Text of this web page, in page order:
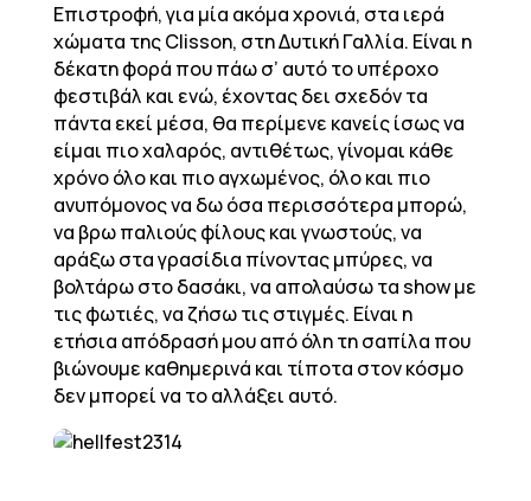
Επιστροφή, για μία ακόμα χρονιά, στα ιερά
χώματα της Clisson, στη Δυτική Γαλλία. Είναι η
δέκατη φορά που πάω σ’ αυτό το υπέροχο
φεστιβάλ και ενώ, έχοντας δει σχεδόν τα
πάντα εκεί μέσα, θα περίμενε κανείς ίσως να
είμαι πιο χαλαρός, αντιθέτως, γίνομαι κάθε
χρόνο όλο και πιο αγχωμένος, όλο και πιο
ανυπόμονος να δω όσα περισσότερα μπορώ,
να βρω παλιούς φίλους και γνωστούς, να
αράξω στα γρασίδια πίνοντας μπύρες, να
βολτάρω στο δασάκι, να απολαύσω τα show με
τις φωτιές, να ζήσω τις στιγμές. Είναι η
ετήσια απόδρασή μου από όλη τη σαπίλα που
βιώνουμε καθημερινά και τίποτα στον κόσμο
δεν μπορεί να το αλλάξει αυτό.